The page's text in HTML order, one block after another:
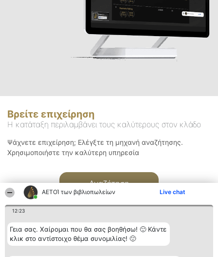
ΑΕΤΟΊ των βιβλιοπωλείων Live chat
12:23
Γεια σας. Χαίρομαι που θα σας βοηθήσω! 🙂 Κάντε
κλικ στο αντίστοιχο θέμα συνομιλίας! 🙂
Βρείτε επιχείρηση
Η κατάταξη περιλαμβάνει τους καλύτερους στον κλάδο
Ψάχνετε επιχείρηση; Ελέγξτε τη μηχανή αναζήτησης.
Χρησιμοποιήστε την καλύτερη υπηρεσία
Αναζήτηση
Διοργανωτής της Κατάταξη Επικοινωνία